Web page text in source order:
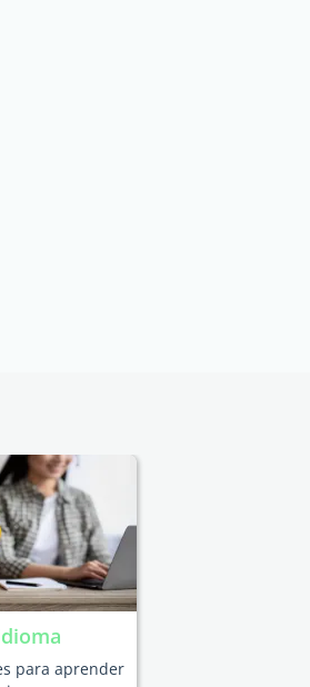
para aprender